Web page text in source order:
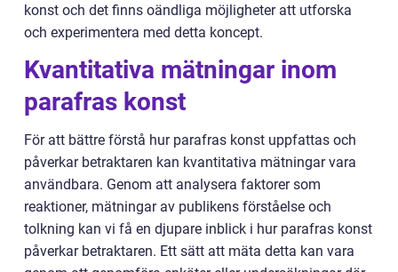
konst och det finns oändliga möjligheter att utforska
och experimentera med detta koncept.
Kvantitativa mätningar inom
parafras konst
För att bättre förstå hur parafras konst uppfattas och
påverkar betraktaren kan kvantitativa mätningar vara
användbara. Genom att analysera faktorer som
reaktioner, mätningar av publikens förståelse och
tolkning kan vi få en djupare inblick i hur parafras konst
påverkar betraktaren. Ett sätt att mäta detta kan vara